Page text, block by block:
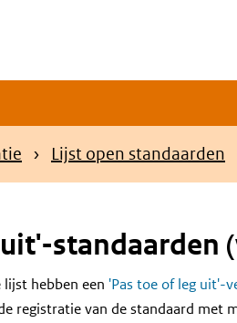
Lijst open standaarden
standaarden
lijst hebben een 'Pas toe of leg uit'-
registratie van de standaard met